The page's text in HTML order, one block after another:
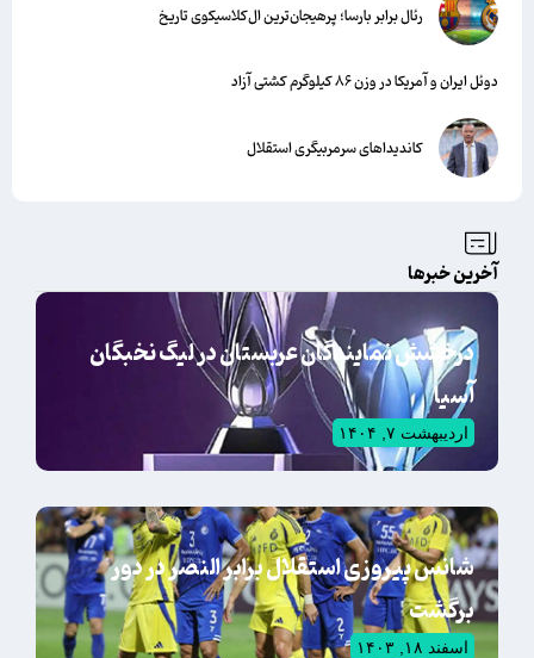
رئال برابر بارسا؛ پرهیجان‌‌ترین ال‌کلاسیکوی تاریخ
دوئل ایران و آمریکا در وزن ۸۶ کیلوگرم کشتی آزاد
کاندیداهای سرمربیگری استقلال
آخرین خبرها
درخشش نمایندگان عربستان در لیگ نخبگان
آسیا
اردیبهشت ۷, ۱۴۰۴
شانس پیروزی استقلال برابر النصر در دور
برگشت
اسفند ۱۸, ۱۴۰۳